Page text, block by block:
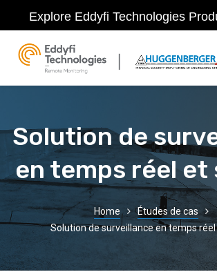
Explore Eddyfi Technologies
Solution de
en temps réel et
Home
Études de cas
Solution de surveillance en temps